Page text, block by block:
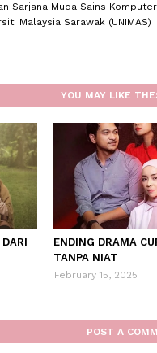
Sarjana Muda Sains
Malaysia Sarawak (UNIMAS)
YOU MAY LIKE
ENDING DRAMA
TANPA NIAT
February 15, 2025
POST A